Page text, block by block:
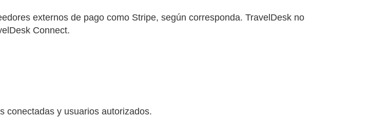
externos de pago como Stripe, según corresponda. TravelDesk no
Connect.
conectadas y usuarios autorizados.